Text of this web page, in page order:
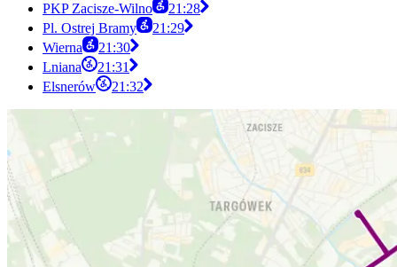
PKP Zacisze-Wilno
21:28
Pl. Ostrej Bramy
21:29
Wierna
21:30
Lniana
21:31
Elsnerów
21:32